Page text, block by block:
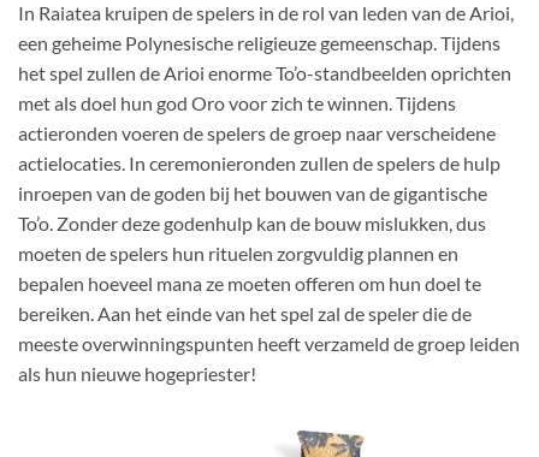
In Raiatea kruipen de spelers in de rol van leden van de Arioi,
een geheime Polynesische religieuze gemeenschap. Tijdens
het spel zullen de Arioi enorme To’o-standbeelden oprichten
met als doel hun god Oro voor zich te winnen. Tijdens
actieronden voeren de spelers de groep naar verscheidene
actielocaties. In ceremonieronden zullen de spelers de hulp
inroepen van de goden bij het bouwen van de gigantische
To’o. Zonder deze godenhulp kan de bouw mislukken, dus
moeten de spelers hun rituelen zorgvuldig plannen en
bepalen hoeveel mana ze moeten offeren om hun doel te
bereiken. Aan het einde van het spel zal de speler die de
meeste overwinningspunten heeft verzameld de groep leiden
als hun nieuwe hogepriester!